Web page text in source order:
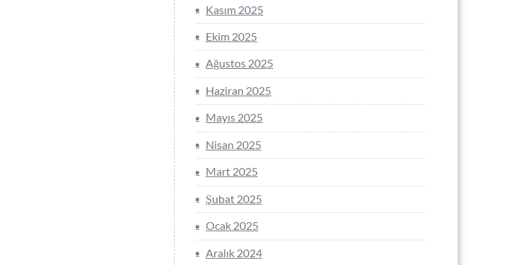
Kasım 2025
Ekim 2025
Ağustos 2025
Haziran 2025
Mayıs 2025
Nisan 2025
Mart 2025
Şubat 2025
Ocak 2025
Aralık 2024